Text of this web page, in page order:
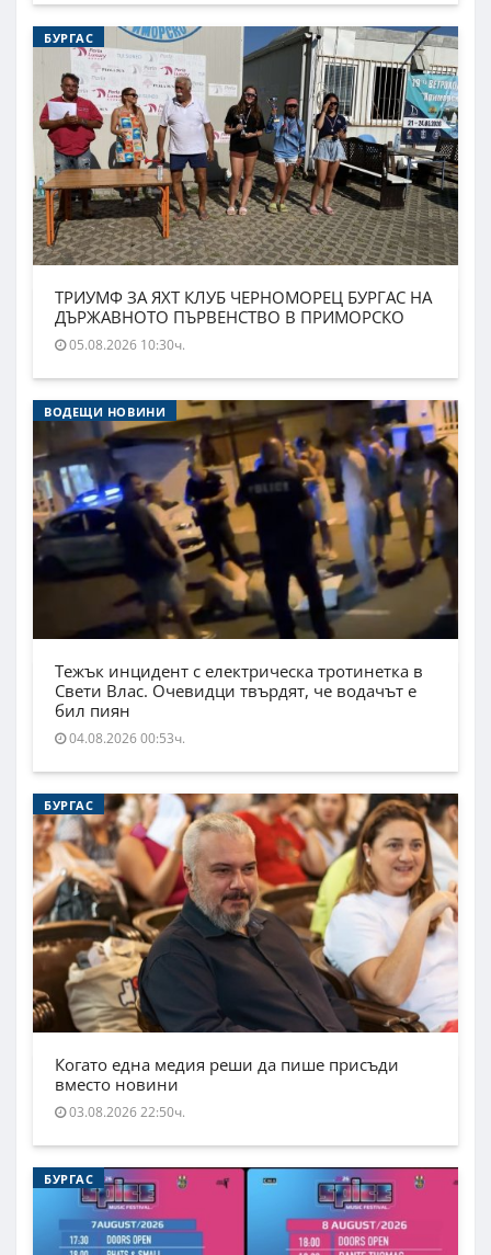
БУРГАС
ТРИУМФ ЗА ЯХТ КЛУБ ЧЕРНОМОРЕЦ БУРГАС НА
ДЪРЖАВНОТО ПЪРВЕНСТВО В ПРИМОРСКО
05.08.2026 10:30ч.
ВОДЕЩИ НОВИНИ
Тежък инцидент с електрическа тротинетка в
Свети Влас. Очевидци твърдят, че водачът е
бил пиян
04.08.2026 00:53ч.
БУРГАС
Когато една медия реши да пише присъди
вместо новини
03.08.2026 22:50ч.
БУРГАС